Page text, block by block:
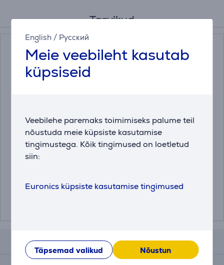
English / Русский
Meie veebileht kasutab
küpsiseid
Veebilehe paremaks toimimiseks palume teil
nõustuda meie küpsiste kasutamise
tingimustega. Kõik tingimused on loetletud
siin:
Euronics küpsiste kasutamise tingimused
Täpsemad valikud Nõustun
Tarvikud
Miele DishClean -
Nõudepesumasina
puhastusaine
Hind:
Katlakivieemaldaja
pesumasinale ja
Hind:
16.99 €
Arvustused